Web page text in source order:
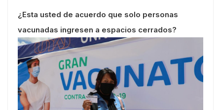
¿Esta usted de acuerdo que solo personas
vacunadas ingresen a espacios cerrados?